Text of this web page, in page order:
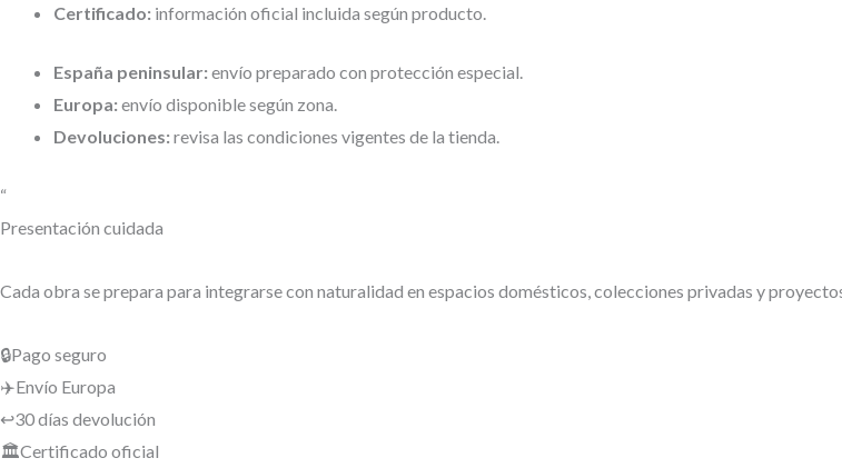
Certificado: información oficial incluida según producto.
España peninsular: envío preparado con protección especial.
Europa: envío disponible según zona.
Devoluciones: revisa las condiciones vigentes de la tienda.
“
Presentación cuidada
Cada obra se prepara para integrarse con naturalidad en espacios domésticos, colecciones privadas y
🔒Pago seguro
✈️Envío Europa
↩️30 días devolución
🏛️Certificado oficial